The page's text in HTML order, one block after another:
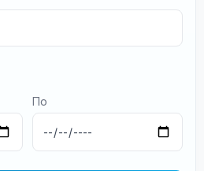
По